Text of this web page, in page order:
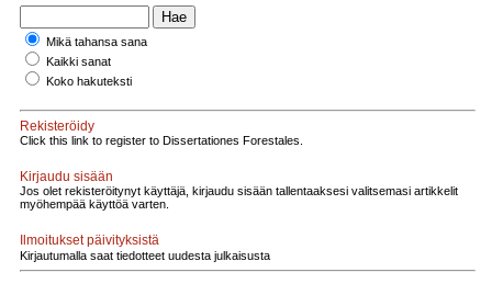
Mikä tahansa sana
Kaikki sanat
Koko hakuteksti
Rekisteröidy
Click this link to register to Dissertationes Forestales.
Kirjaudu sisään
Jos olet rekisteröitynyt käyttäjä, kirjaudu sisään tallentaaksesi valitsemasi artikkelit
myöhempää käyttöä varten.
Ilmoitukset päivityksistä
Kirjautumalla saat tiedotteet uudesta julkaisusta